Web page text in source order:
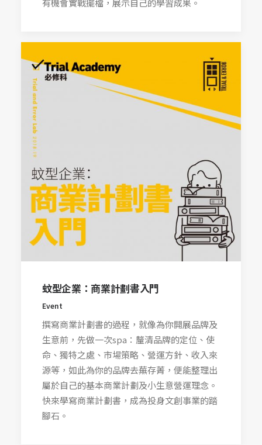
有機會實戰擺檔，展示自己的學習成果。
蚊型企業：商業計劃書入門
Event
撰寫商業計劃書的過程，就像為你開展品牌及
生意前，先做一次spa：釐清品牌的定位、使
命、獨特之處、市場策略、營運方針、收入來
源等，如此為你的品牌去蕪存菁，便能整理出
屬於自己的基本商業計劃及小生意營運理念。
快來學寫商業計劃書，成為投身文創事業的踏
腳石。